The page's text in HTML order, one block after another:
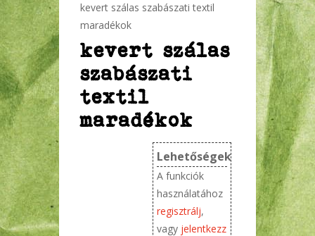
kevert szálas szabászati textil
maradékok
kevert szálas
szabászati
textil
maradékok
Lehetőségek
A funkciók
használatához
regisztrálj,
vagy jelentkezz